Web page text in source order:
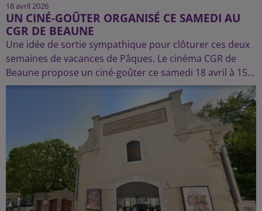
18 avril 2026
UN CINÉ-GOÛTER ORGANISÉ CE SAMEDI AU
CGR DE BEAUNE
Une idée de sortie sympathique pour clôturer ces deux
semaines de vacances de Pâques. Le cinéma CGR de
Beaune propose un ciné-goûter ce samedi 18 avril à 15...